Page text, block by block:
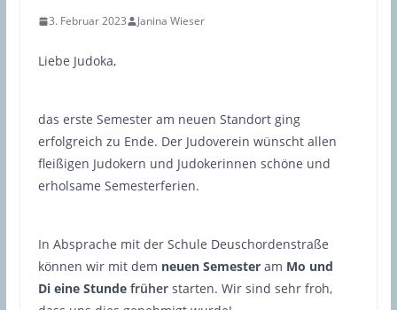
3. Februar 2023 Janina Wieser
Liebe Judoka,
das erste Semester am neuen Standort ging
erfolgreich zu Ende. Der Judoverein wünscht allen
fleißigen Judokern und Judokerinnen schöne und
erholsame Semesterferien.
In Absprache mit der Schule Deuschordenstraße
können wir mit dem neuen Semesteram Mo und
Di eine Stunde früherstarten. Wir sind sehr froh,